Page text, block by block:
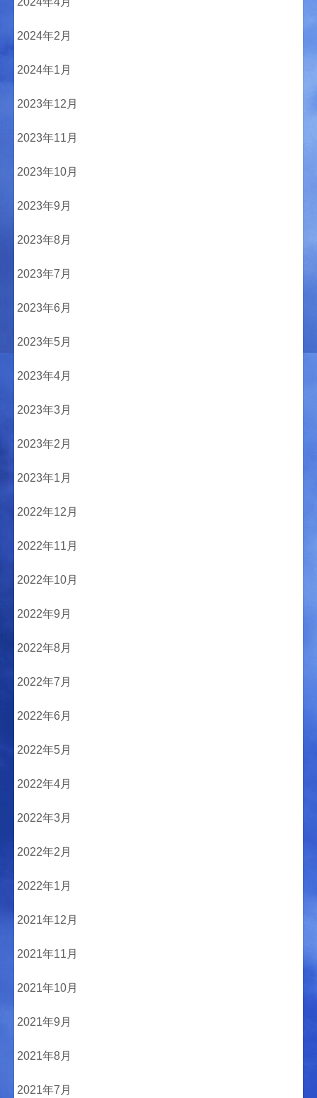
2024年2月
2024年1月
2023年12月
2023年11月
2023年10月
2023年9月
2023年8月
2023年7月
2023年6月
2023年5月
2023年4月
2023年3月
2023年2月
2023年1月
2022年12月
2022年11月
2022年10月
2022年9月
2022年8月
2022年7月
2022年6月
2022年5月
2022年4月
2022年3月
2022年2月
2022年1月
2021年12月
2021年11月
2021年10月
2021年9月
2021年8月
2021年7月